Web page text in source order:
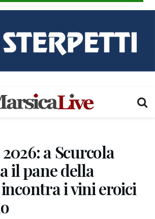
2026: a Scurcola
il pane della
i vini eroici